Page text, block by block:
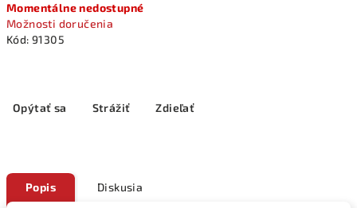
cena:
Momentálne nedostupné
Možnosti doručenia
Kód: 91305
Opýtať sa Strážiť Zdieľať
Popis Diskusia